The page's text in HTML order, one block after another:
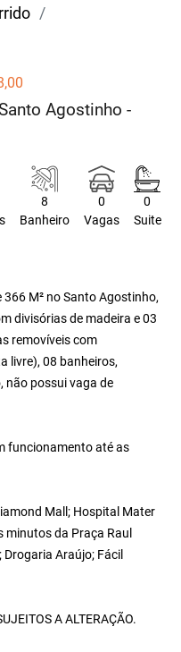
Agostinho -
8
Banheiro
0
Vagas
0
Suite
M² no Santo Agostinho,
divisórias de madeira e 03
removíveis com
livre), 08 banheiros,
não possui vaga de
funcionamento até as
Mall; Hospital Mater
minutos da Praça Raul
Drogaria Araújo; Fácil
A ALTERAÇÃO.